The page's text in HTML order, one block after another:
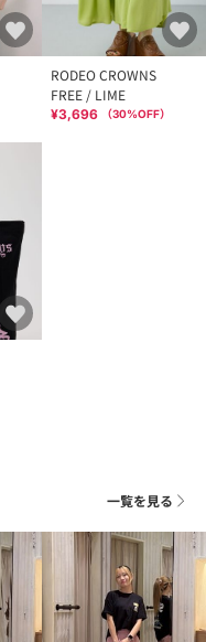
RODEO CROWNS
FREE / LIME
¥3,696 （30%OFF）
一覧を見る